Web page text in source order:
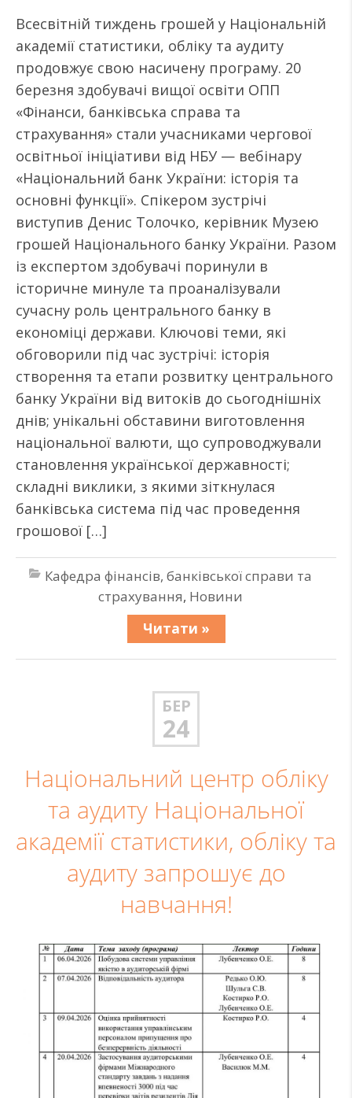
Всесвітній тиждень грошей у Національній
академії статистики, обліку та аудиту
продовжує свою насичену програму. 20
березня здобувачі вищої освіти ОПП
«Фінанси, банківська справа та
страхування» стали учасниками чергової
освітньої ініціативи від НБУ — вебінару
«Національний банк України: історія та
основні функції». Спікером зустрічі
виступив Денис Толочко, керівник Музею
грошей Національного банку України. Разом
із експертом здобувачі поринули в
історичне минуле та проаналізували
сучасну роль центрального банку в
економіці держави. Ключові теми, які
обговорили під час зустрічі: історія
створення та етапи розвитку центрального
банку України від витоків до сьогоднішніх
днів; унікальні обставини виготовлення
національної валюти, що супроводжували
становлення української державності;
складні виклики, з якими зіткнулася
банківська система під час проведення
грошової […]
Кафедра фінансів, банківської справи та
страхування, Новини
Читати »
БЕР
24
Національний центр обліку
та аудиту Національної
академії статистики, обліку та
аудиту запрошує до
навчання!